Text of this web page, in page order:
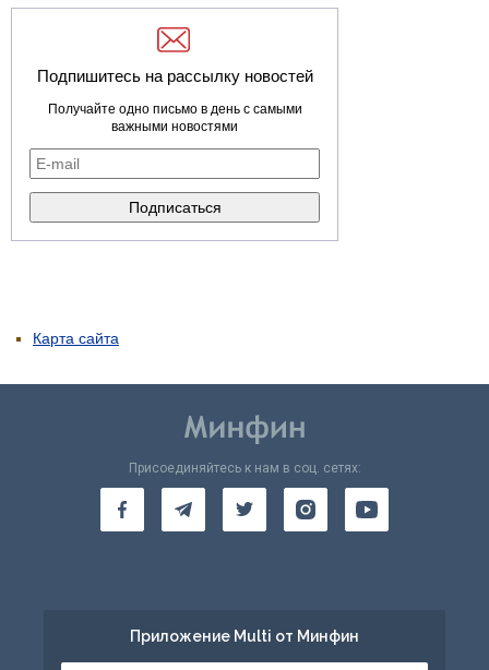
Подпишитесь на рассылку новостей
Получайте одно письмо в день с самыми
важными новостями
Карта сайта
Присоединяйтесь к нам в соц. сетях:
Приложение Multi от Минфин